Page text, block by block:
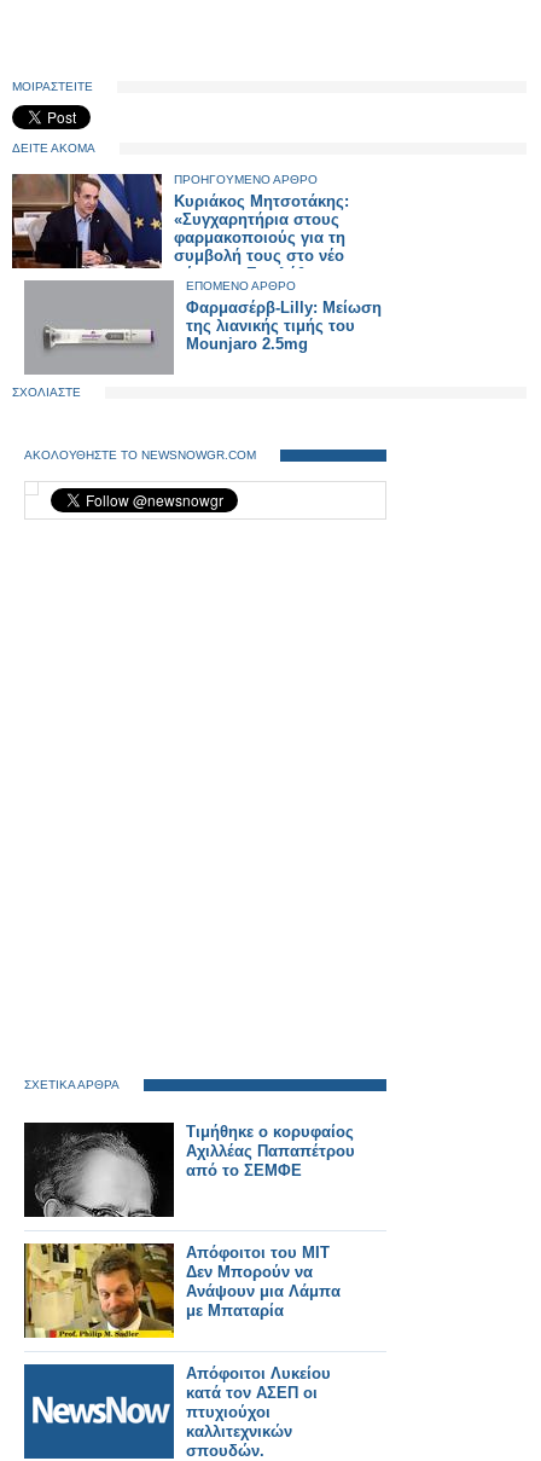
ΜΟΙΡΑΣΤΕΙΤΕ
ΔΕΙΤΕ ΑΚΟΜΑ
ΠΡΟΗΓΟΥΜΕΝΟ ΑΡΘΡΟ
Κυριάκος Μητσοτάκης:
«Συγχαρητήρια στους
φαρμακοποιούς για τη
συμβολή τους στο νέο
σύστημα Επαλήθευσης
Φαρμάκων (HMVO)»
ΕΠΟΜΕΝΟ ΑΡΘΡΟ
Φαρμασέρβ-Lilly: Μείωση
της λιανικής τιμής του
Mounjaro 2.5mg
ΣΧΟΛΙΑΣΤΕ
ΑΚΟΛΟΥΘΗΣΤΕ ΤΟ NEWSNOWGR.COM
ΣΧΕΤΙΚΑ ΑΡΘΡΑ
Τιμήθηκε ο κορυφαίος
Αχιλλέας Παπαπέτρου
από το ΣΕΜΦΕ
Απόφοιτοι του MIT
Δεν Μπορούν να
Ανάψουν μια Λάμπα
με Μπαταρία
Απόφοιτοι Λυκείου
κατά τον ΑΣΕΠ οι
πτυχιούχοι
καλλιτεχνικών
σπουδών.